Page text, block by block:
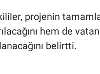
projenin
hem de
belirtti.